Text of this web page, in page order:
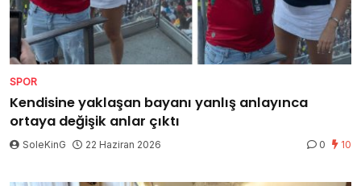
SPOR
Kendisine yaklaşan bayanı yanlış anlayınca
ortaya değişik anlar çıktı
SoleKinG 22 Haziran 2026 0 10